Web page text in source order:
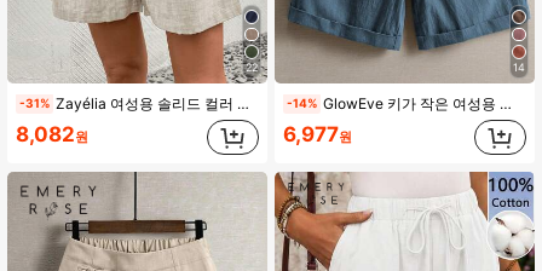
4.78 821K 팔로워
821K 팔로워
4.78 821K 팔로워
22
-31% Zayélia 여성용 솔리드 컬러 미니멀리스트 데일리 반바지
8,082원
14
-14% GlowEve 키가 작은 여성용 단색 탄성 허리 캐주얼 편안하고 통기성이 좋은 린넨 반바지
6,977원